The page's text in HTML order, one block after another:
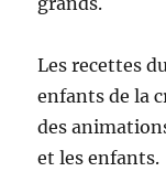
Les recettes
enfants de la
des
et les enfants.